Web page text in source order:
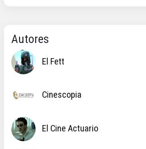
Autores
El Fett
Cinescopia
El Cine Actuario